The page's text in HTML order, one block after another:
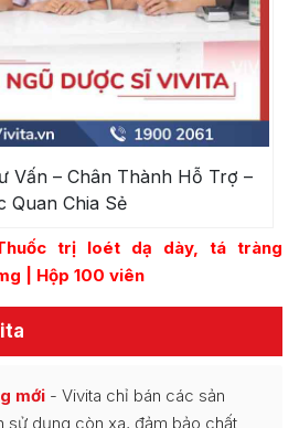
Vấn – Chân Thành Hỗ Trợ –
Quan Chia Sẻ
trị loét dạ dày, tá tràng
| Hộp 100 viên
mới - Vivita chỉ bán các sản
sử dụng còn xa, đảm bảo chất